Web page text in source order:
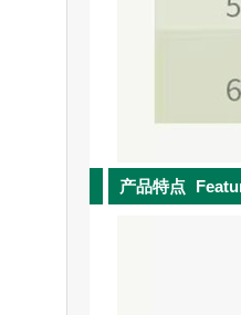
产品特点